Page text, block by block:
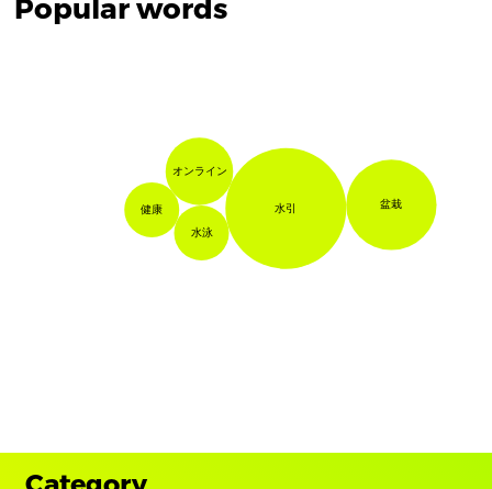
Popular words
水泳
健康
オンライン
盆栽
水引